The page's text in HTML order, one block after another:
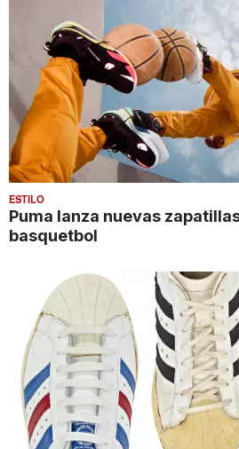
ESTILO
Puma lanza nuevas
basquetbol